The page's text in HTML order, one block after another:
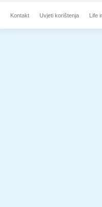
Kontakt Uvjeti korištenja Life